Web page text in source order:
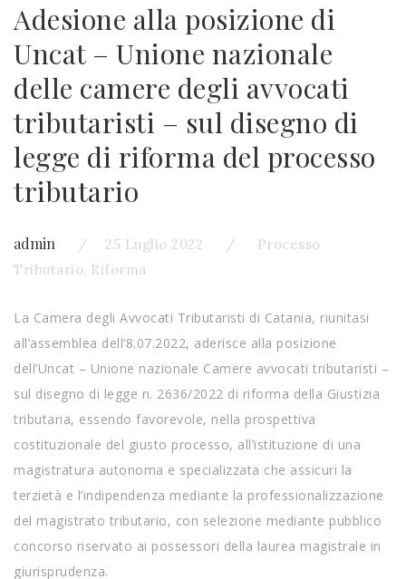
Adesione alla posizione di
Uncat – Unione nazionale
delle camere degli avvocati
tributaristi – sul disegno di
legge di riforma del processo
tributario
admin 25 Luglio 2022
Processo
Tributario, Riforma
La Camera degli Avvocati Tributaristi di Catania, riunitasi
all’assemblea dell’8.07.2022, aderisce alla posizione
dell’Uncat – Unione nazionale Camere avvocati tributaristi –
sul disegno di legge n. 2636/2022 di riforma della Giustizia
tributaria, essendo favorevole, nella prospettiva
costituzionale del giusto processo, all’istituzione di una
magistratura autonoma e specializzata che assicuri la
terzietà e l’indipendenza mediante la professionalizzazione
del magistrato tributario, con selezione mediante pubblico
concorso riservato ai possessori della laurea magistrale in
giurisprudenza.